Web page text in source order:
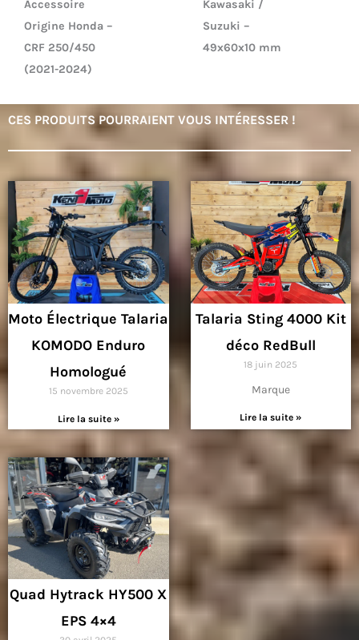
Accessoire
Origine Honda –
CRF 250/450
(2021-2024)
Kawasaki /
Suzuki –
49x60x10 mm
CES PRODUITS POURRAIENT VOUS INTÉRESSER !
Moto Électrique Talaria
KOMODO Enduro
Homologué
15 novembre 2025
Lire la suite »
Talaria Sting 4000 Kit
déco RedBull
18 juin 2025
Marque
Lire la suite »
Quad Hytrack HY500 X
EPS 4×4